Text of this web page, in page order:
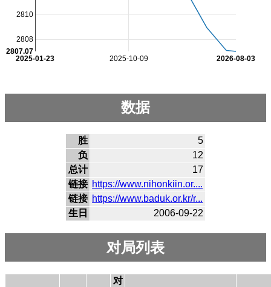
2025-10-09
2025-01-23 2026-08-03
2808
2810
2807.07
数据
胜
5
负
12
总计
17
链接 https://www.nihonkiin.or....
链接 https://www.baduk.or.kr/r...
生日
2006-09-22
对局列表
对